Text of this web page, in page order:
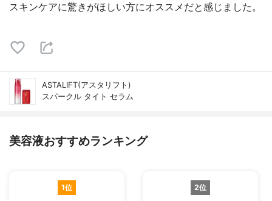
スキンケアに驚きがほしい方にオススメだと感じました。
ASTALIFT(アスタリフト)
スパークル タイト セラム
美容液おすすめランキング
1位 2位